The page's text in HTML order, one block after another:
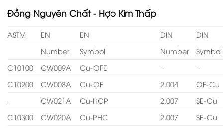
Đồng Nguyên Chất - Hợp Kim Thấp
ASTM EN EN DIN
DIN
Number
Symbol Number
Symbol
C10100
CW009A Cu-OFE –
–
C10200
CW008A Cu-OF 2.004
OF-Cu
–
CW021A Cu-HCP 2.007
SE-Cu
C10300
CW020A Cu-PHC 2.007
SE-Cu